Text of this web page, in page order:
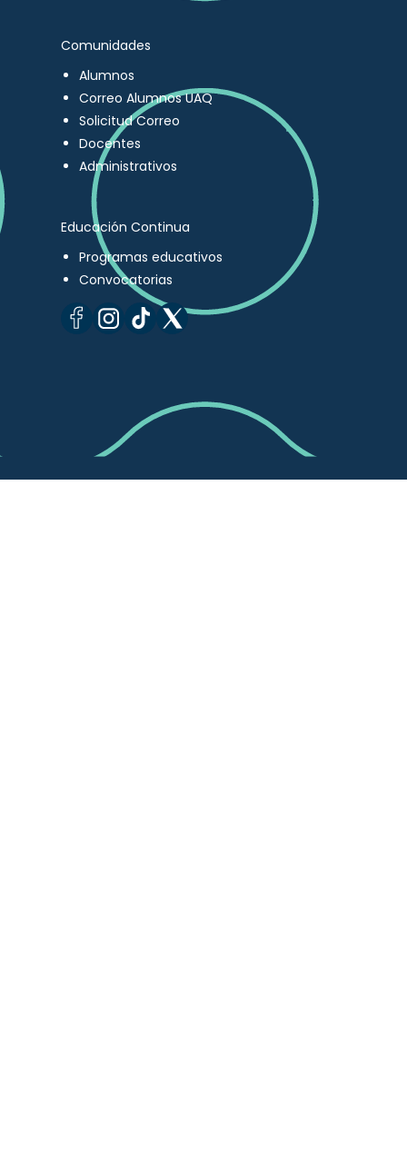
Comunidades
Alumnos
Correo Alumnos UAQ
Solicitud Correo
Docentes
Administrativos
Educación Continua
Programas educativos
Convocatorias